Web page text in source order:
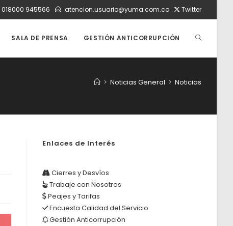
018000 945566 atencion.usuario@yuma.com.co Twitter
SALA DE PRENSA GESTIÓN ANTICORRUPCIÓN ALTERNAR
DE
> Noticias General > Noticias
Enlaces de Interés
Cierres y Desvíos
Trabaje con Nosotros
Peajes y Tarifas
Encuesta Calidad del Servicio
Gestión Anticorrupción